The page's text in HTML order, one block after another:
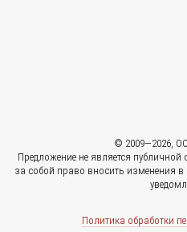
© 2009—2026,
Предложение не является
за собой право вносить изменения в
Политика обработки